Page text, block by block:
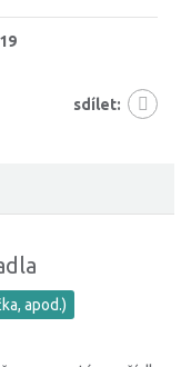
sdílet:
apod.)